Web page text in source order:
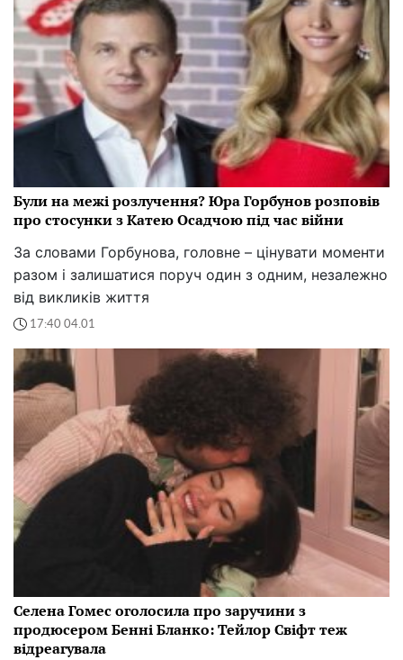
Були на межі розлучення? Юра Горбунов розповів
про стосунки з Катею Осадчою під час війни
За словами Горбунова, головне – цінувати моменти
разом і залишатися поруч один з одним, незалежно
від викликів життя
17:40 04.01
Селена Гомес оголосила про заручини з
продюсером Бенні Бланко: Тейлор Свіфт теж
відреагувала